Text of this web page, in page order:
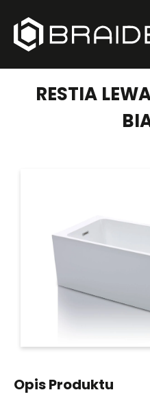
PRODUKTY
RESTIA
Opis Produktu